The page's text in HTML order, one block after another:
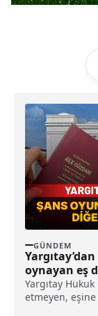
GÜNDEM
oynayan eş
kusurlu
Yargıtay
etmeyen,